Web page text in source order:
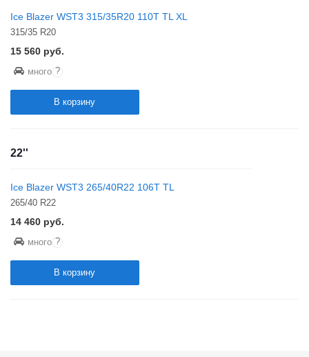
Ice Blazer WST3 315/35R20 110T TL XL
315/35 R20
15 560 руб.
много ?
В корзину
22''
Ice Blazer WST3 265/40R22 106T TL
265/40 R22
14 460 руб.
много ?
В корзину